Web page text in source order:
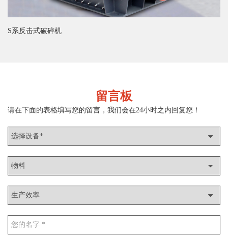
S系反击式破碎机
留言板
请在下面的表格填写您的留言，我们会在24小时之内回复您！